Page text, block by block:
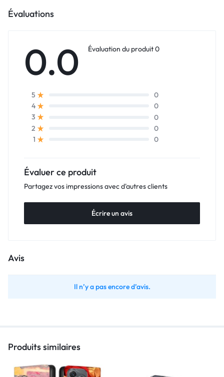
Évaluations
0.0 Évaluation du produit 0
5
0
4
0
3
0
2
0
1
0
Évaluer ce produit
Partagez vos impressions avec d'autres clients
Écrire un avis
Avis
Il n’y a pas encore d’avis.
Produits similaires